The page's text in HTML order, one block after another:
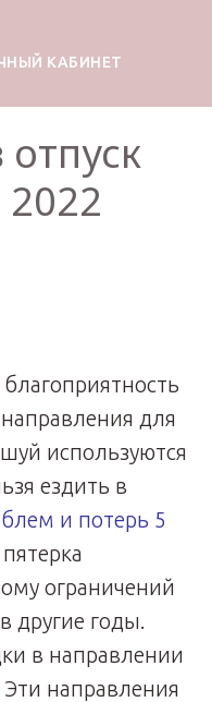
КАБИНЕТ
отпуск
для
используются
ездить в
и потерь 5
ограничений
другие годы.
в направлении
Эти направления